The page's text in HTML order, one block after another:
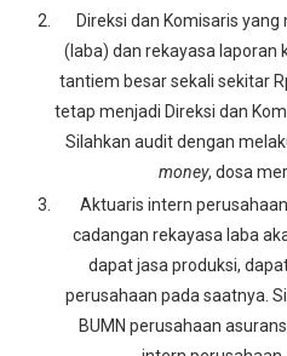
Direksi dan Komisaris
(laba) dan rekayasa laporan
tantiem besar sekali sekitar
tetap menjadi Direksi dan
Silahkan audit dengan
money, dosa
Aktuaris intern
cadangan rekayasa laba
dapat jasa produksi,
perusahaan pada saatnya.
BUMN perusahaan